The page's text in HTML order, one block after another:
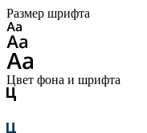
Размер шрифта
Цвет фона и шрифта